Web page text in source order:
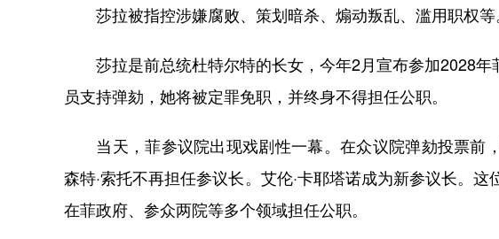
莎拉被指控涉嫌腐败、策划暗杀、煽动叛乱、滥用职权等
莎拉是前总统杜特尔特的长女，今年2月宣布参加2028年
员支持弹劾，她将被定罪免职，并终身不得担任公职。
当天，菲参议院出现戏剧性一幕。在众议院弹劾投票前
森特·索托不再担任参议长。艾伦·卡耶塔诺成为新参议长。
在菲政府、参众两院等多个领域担任公职。